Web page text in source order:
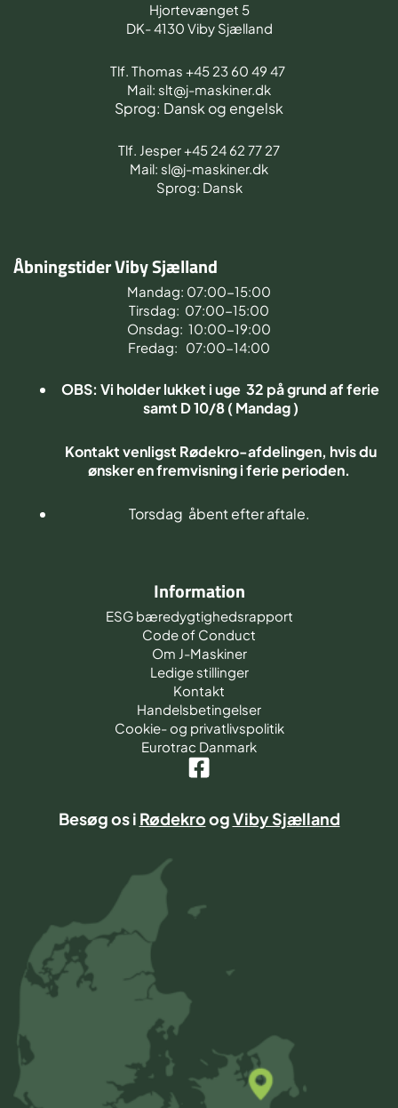
Hjortevænget 5
DK- 4130 Viby Sjælland
Tlf. Thomas +45 23 60 49 47
Mail: slt@j-maskiner.dk
Sprog: Dansk og engelsk
Tlf. Jesper +45 24 62 77 27
Mail: sl@j-maskiner.dk
Sprog: Dansk
Åbningstider Viby Sjælland
Mandag: 07:00-15:00
Tirsdag: 07:00-15:00
Onsdag: 10:00-19:00
Fredag: 07:00-14:00
OBS: Vi holder lukket i uge 32 på grund af ferie
samt D 10/8 ( Mandag )
Kontakt venligst Rødekro-afdelingen, hvis du
ønsker en fremvisning i ferie perioden.
Torsdag åbent efter aftale.
Information
ESG bæredygtighedsrapport
Code of Conduct
Om J-Maskiner
Ledige stillinger
Kontakt
Handelsbetingelser
Cookie- og privatlivspolitik
Eurotrac Danmark
Besøg os i RødekroogViby Sjælland